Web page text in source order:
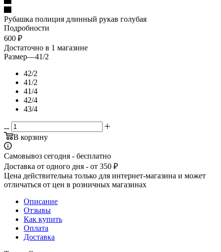
Рубашка полиция длинный рукав голубая
Подробности
600 ₽
Достаточно в 1 магазине
Размер—41/2
42/2
41/2
41/4
42/4
43/4
В корзину
Самовывоз сегодня - бесплатно
Доставка от одного дня - от 350 ₽
Цена действительна только для интернет-магазина и может
отличаться от цен в розничных магазинах
Описание
Отзывы
Как купить
Оплата
Доставка